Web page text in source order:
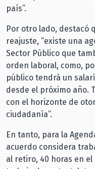
país”.
Por otro lado, destacó
reajuste, “existe una
Sector Público que
orden laboral, como,
público tendrá un
desde el próximo año.
con el horizonte de
ciudadanía”.
En tanto, para la
acuerdo considera
al retiro, 40 horas en